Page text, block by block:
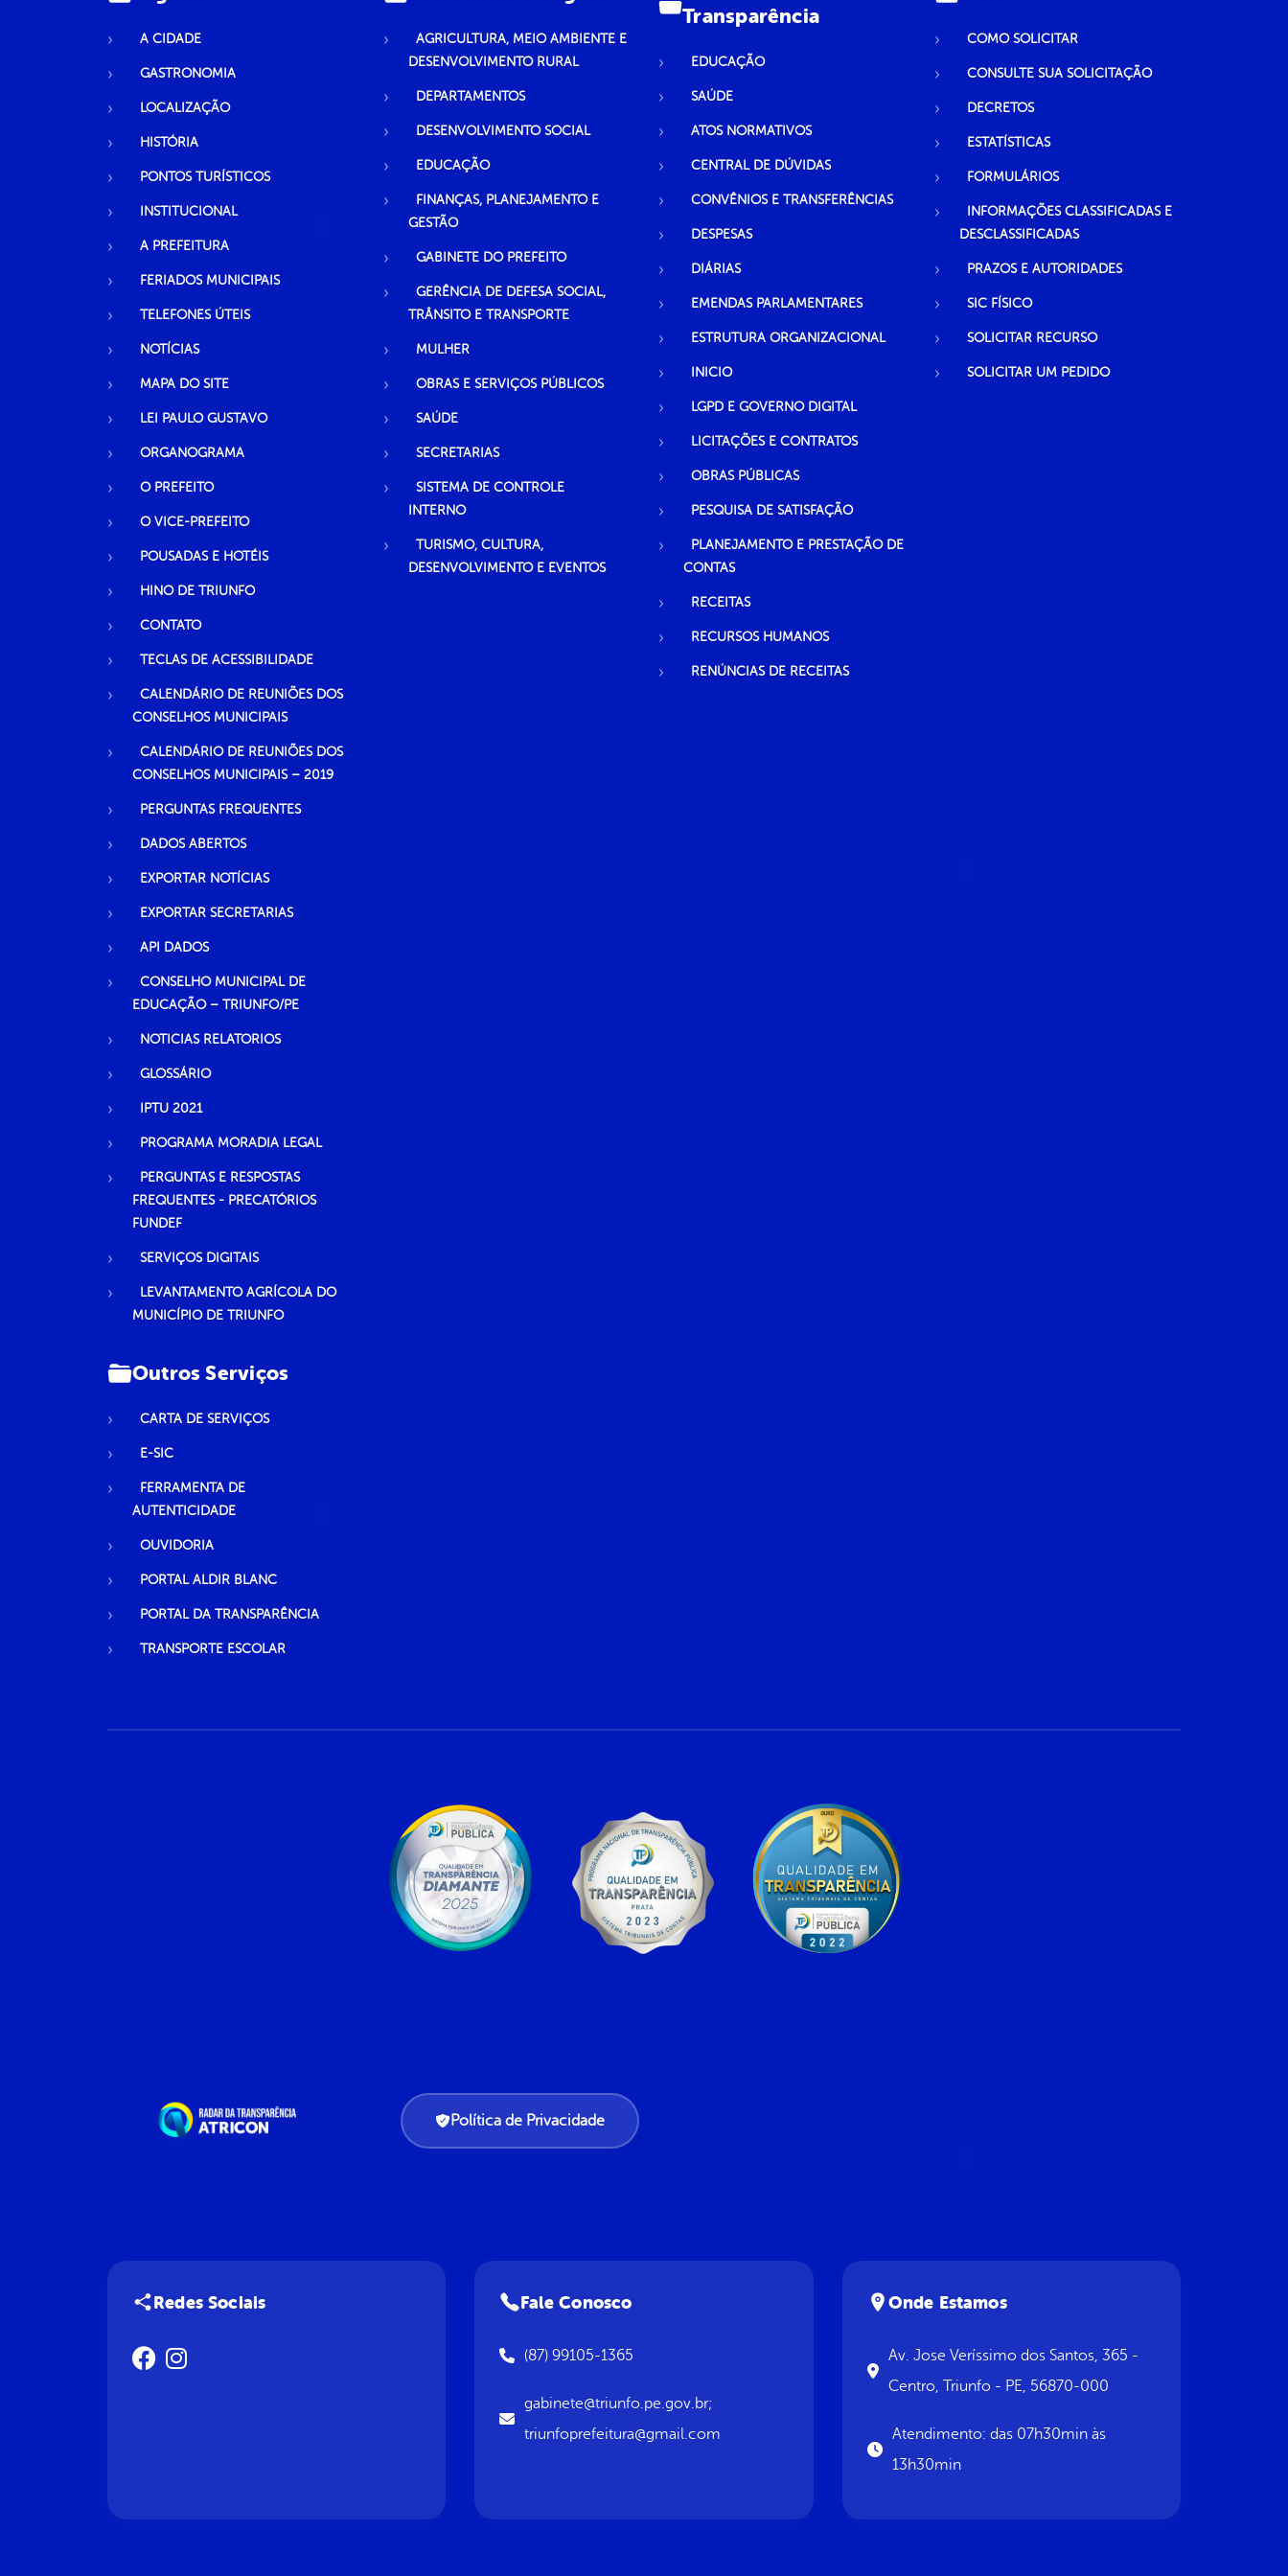
A CIDADE
GASTRONOMIA
LOCALIZAÇÃO
HISTÓRIA
PONTOS TURÍSTICOS
INSTITUCIONAL
A PREFEITURA
FERIADOS MUNICIPAIS
TELEFONES ÚTEIS
NOTÍCIAS
MAPA DO SITE
LEI PAULO GUSTAVO
ORGANOGRAMA
O PREFEITO
O VICE-PREFEITO
POUSADAS E HOTÉIS
HINO DE TRIUNFO
CONTATO
TECLAS DE ACESSIBILIDADE
CALENDÁRIO DE REUNIÕES DOS
CONSELHOS MUNICIPAIS
CALENDÁRIO DE REUNIÕES DOS
CONSELHOS MUNICIPAIS – 2019
PERGUNTAS FREQUENTES
DADOS ABERTOS
EXPORTAR NOTÍCIAS
EXPORTAR SECRETARIAS
API DADOS
CONSELHO MUNICIPAL DE
EDUCAÇÃO – TRIUNFO/PE
NOTICIAS RELATORIOS
GLOSSÁRIO
IPTU 2021
PROGRAMA MORADIA LEGAL
PERGUNTAS E RESPOSTAS
FREQUENTES - PRECATÓRIOS
FUNDEF
SERVIÇOS DIGITAIS
LEVANTAMENTO AGRÍCOLA DO
MUNICÍPIO DE TRIUNFO
AGRICULTURA, MEIO AMBIENTE E
DESENVOLVIMENTO RURAL
DEPARTAMENTOS
DESENVOLVIMENTO SOCIAL
EDUCAÇÃO
FINANÇAS, PLANEJAMENTO E
GESTÃO
GABINETE DO PREFEITO
GERÊNCIA DE DEFESA SOCIAL,
TRÂNSITO E TRANSPORTE
MULHER
OBRAS E SERVIÇOS PÚBLICOS
SAÚDE
SECRETARIAS
SISTEMA DE CONTROLE
INTERNO
TURISMO, CULTURA,
DESENVOLVIMENTO E EVENTOS
Transparência
EDUCAÇÃO
SAÚDE
ATOS NORMATIVOS
CENTRAL DE DÚVIDAS
CONVÊNIOS E TRANSFERÊNCIAS
DESPESAS
DIÁRIAS
EMENDAS PARLAMENTARES
ESTRUTURA ORGANIZACIONAL
INICIO
LGPD E GOVERNO DIGITAL
LICITAÇÕES E CONTRATOS
OBRAS PÚBLICAS
PESQUISA DE SATISFAÇÃO
PLANEJAMENTO E PRESTAÇÃO DE
CONTAS
RECEITAS
RECURSOS HUMANOS
RENÚNCIAS DE RECEITAS
COMO SOLICITAR
CONSULTE SUA SOLICITAÇÃO
DECRETOS
ESTATÍSTICAS
FORMULÁRIOS
INFORMAÇÕES CLASSIFICADAS E
DESCLASSIFICADAS
PRAZOS E AUTORIDADES
SIC FÍSICO
SOLICITAR RECURSO
SOLICITAR UM PEDIDO
Outros Serviços
CARTA DE SERVIÇOS
E-SIC
FERRAMENTA DE
AUTENTICIDADE
OUVIDORIA
PORTAL ALDIR BLANC
PORTAL DA TRANSPARÊNCIA
TRANSPORTE ESCOLAR
Política de Privacidade
Redes Sociais Fale Conosco
(87) 99105-1365
gabinete@triunfo.pe.gov.br;
triunfoprefeitura@gmail.com
Onde Estamos
Av. Jose Veríssimo dos Santos, 365 -
Centro, Triunfo - PE, 56870-000
Atendimento: das 07h30min às
13h30min